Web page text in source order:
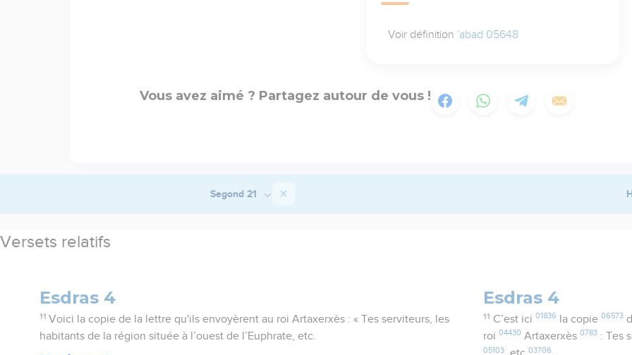
Voir définition `abad 05648
Vous avez aimé ? Partagez autour de vous !
Segond 21
Versets relatifs
Esdras 4
11 Voici la copie de la lettre qu'ils envoyèrent au roi Artaxerxès : « Tes serviteurs, les
habitants de la région située à l’ouest de l’Euphrate, etc.
Esdras 4
11 C’est ici 01836 la copie 06573
roi04430 Artaxerxès0783 : Tes
05103 03706